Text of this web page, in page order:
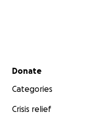
Secondary menu
Donate
Categories
Crisis relief